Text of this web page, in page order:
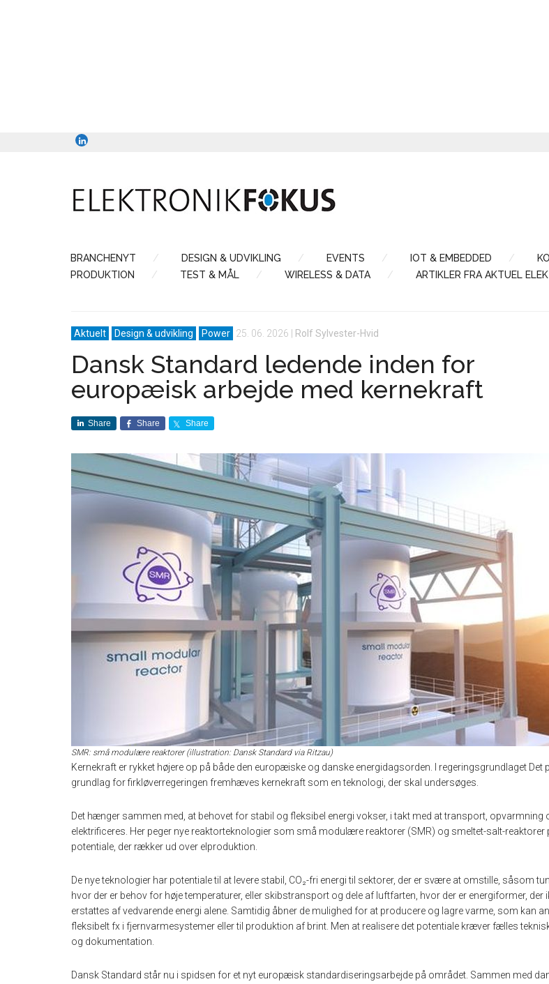
BRANCHENYT DESIGN & UDVIKLING EVENTS IOT & EMBEDDED
PRODUKTION
TEST & MÅL WIRELESS & DATA ARTIKLER FRA AKTUEL
Aktuelt Design & udvikling Power 25. 06. 2026 Rolf Sylvester-Hvid
Dansk Standard ledende inden for
europæisk arbejde med kernekraft
Share Share Share
SMR: små modulære reaktorer (illustration: Dansk Standard via Ritzau)
Kernekraft er rykket højere op på både den europæiske og danske energidagsorden. I regeringsgrundlaget Det
grundlag for firkløverregeringen fremhæves kernekraft som en teknologi, der skal undersøges.
Det hænger sammen med, at behovet for stabil og fleksibel energi vokser, i takt med at transport, opvarmning
elektrificeres. Her peger nye reaktorteknologier som små modulære reaktorer (SMR) og smeltet-salt-reaktorer
potentiale, der rækker ud over elproduktion.
De nye teknologier har potentiale til at levere stabil, CO₂-fri energi til sektorer, der er svære at omstille, såsom
hvor der er behov for høje temperaturer, eller skibstransport og dele af luftfarten, hvor der er energiformer, der
erstattes af vedvarende energi alene. Samtidig åbner de mulighed for at producere og lagre varme, som kan
fleksibelt fx i fjernvarmesystemer eller til produktion af brint. Men at realisere det potentiale kræver fælles
og dokumentation.
Dansk Standard står nu i spidsen for et nyt europæisk standardiseringsarbejde på området. Sammen med